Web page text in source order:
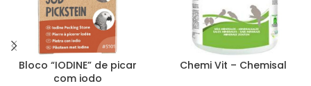
Bloco “IODINE” de picar
com iodo
Chemi Vit – Chemisal